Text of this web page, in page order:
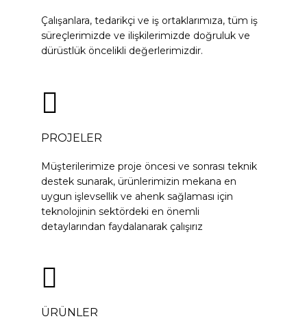
Çalışanlara, tedarikçi ve iş ortaklarımıza, tüm iş
süreçlerimizde ve ilişkilerimizde doğruluk ve
dürüstlük öncelikli değerlerimizdir.
PROJELER
Müşterilerimize proje öncesi ve sonrası teknik
destek sunarak, ürünlerimizin mekana en
uygun işlevsellik ve ahenk sağlaması için
teknolojinin sektördeki en önemli
detaylarından faydalanarak çalışırız
ÜRÜNLER